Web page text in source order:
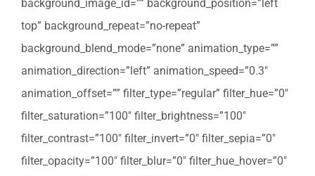
background_image_id=”” background_position=”left
top” background_repeat=”no-repeat”
background_blend_mode=”none” animation_type=””
animation_direction=”left” animation_speed=”0.3″
animation_offset=”” filter_type=”regular” filter_hue=”0″
filter_saturation=”100″ filter_brightness=”100″
filter_contrast=”100″ filter_invert=”0″ filter_sepia=”0″
filter_opacity=”100″ filter_blur=”0″ filter_hue_hover=”0″